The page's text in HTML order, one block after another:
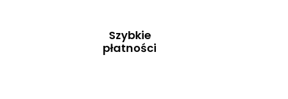
Szybkie
płatności